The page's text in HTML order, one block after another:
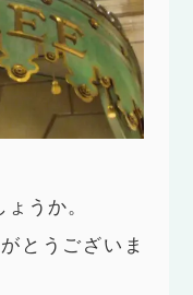
うか。
とうございま